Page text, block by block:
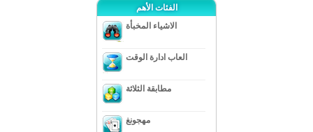
الفئات الأهم
الاشياء المخبأة
العاب ادارة الوقت
مطابقة الثلاثة
مهجونغ